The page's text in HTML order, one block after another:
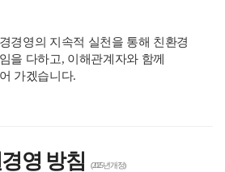
경영의 지속적 실천을 통해 친환경
을 다하고, 이해관계자와 함께
가겠습니다.
영 방침 (2025년 개정)